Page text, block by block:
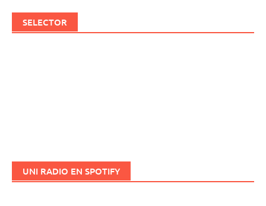
SELECTOR
UNI RADIO EN SPOTIFY